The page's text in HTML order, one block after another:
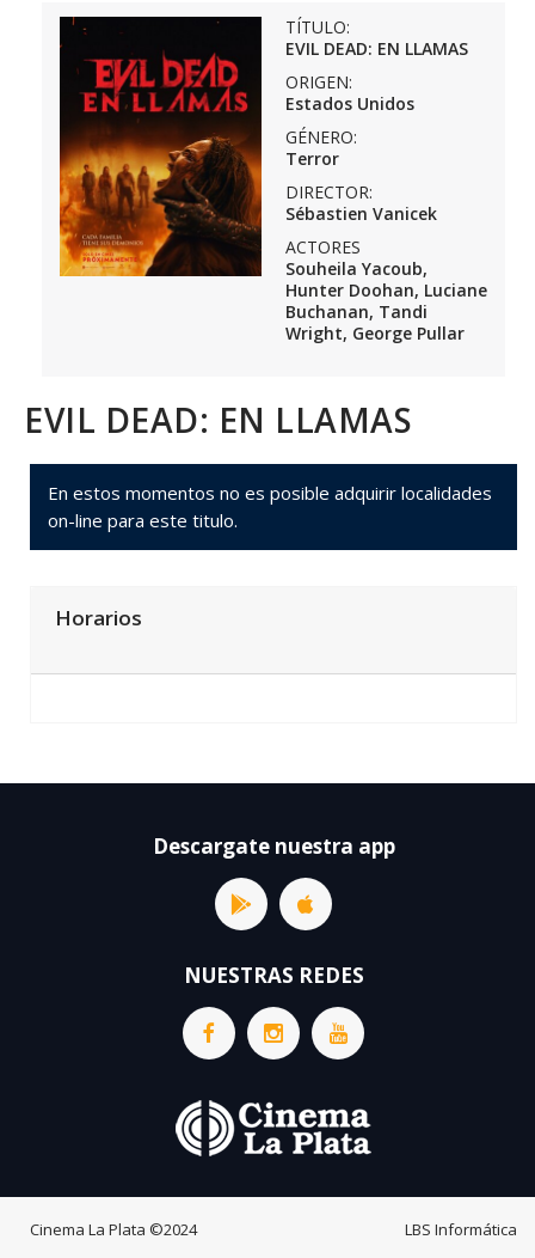
TÍTULO:
EVIL DEAD: EN LLAMAS
ORIGEN:
Estados Unidos
GÉNERO:
Terror
DIRECTOR:
Sébastien Vanicek
ACTORES
Souheila Yacoub,
Hunter Doohan, Luciane
Buchanan, Tandi
Wright, George Pullar
EVIL DEAD: EN LLAMAS
En estos momentos no es posible adquirir localidades
on-line para este titulo.
Horarios
Descargate nuestra app
NUESTRAS REDES
Cinema La Plata ©2024 LBS Informática